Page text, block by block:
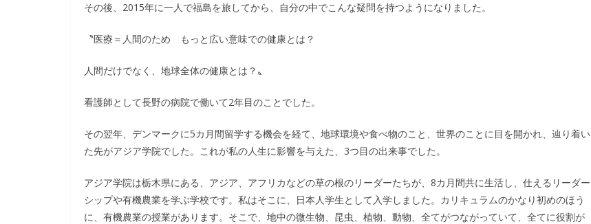
その後、2015年に一人で福島を旅してから、自分の中でこんな疑問を持つようになりました。
〝医療＝人間のため もっと広い意味での健康とは？
人間だけでなく、地球全体の健康とは？〟
看護師として長野の病院で働いて2年目のことでした。
その翌年、デンマークに5カ月間留学する機会を経て、地球環境や食べ物のこと、世界のことに目を開かれ、辿り着い
た先がアジア学院でした。これが私の人生に影響を与えた、3つ目の出来事でした。
アジア学院は栃木県にある、アジア、アフリカなどの草の根のリーダーたちが、8カ月間共に生活し、仕えるリーダー
シップや有機農業を学ぶ学校です。私はそこに、日本人学生として入学しました。カリキュラムのかなり初めのほう
に、有機農業の授業があります。そこで、地中の微生物、昆虫、植物、動物、全てがつながっていて、全てに役割が